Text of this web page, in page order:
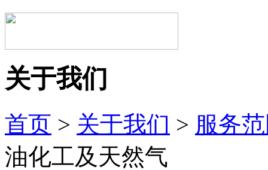
关于我们
首页 > 关于我们 > 服务
油化工及天然气